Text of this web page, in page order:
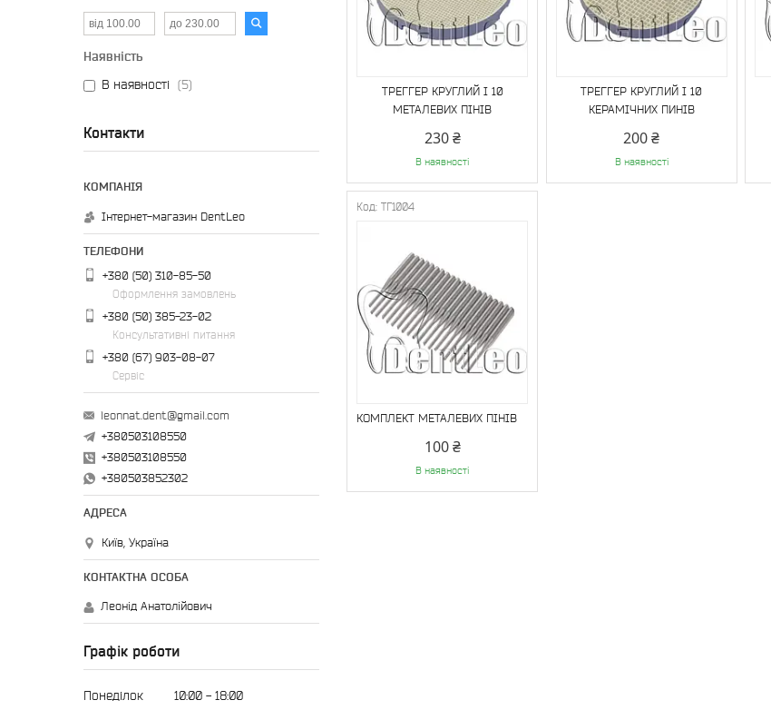
ТРЕГГЕР КРУГЛИЙ І 10
МЕТАЛЕВИХ ПІНІВ
230 ₴
В наявності
ТРЕГГЕР КРУГЛИЙ І 10
КЕРАМІЧНИХ ПИНІВ
200 ₴
В наявності
ТГ1004
КОМПЛЕКТ МЕТАЛЕВИХ ПІНІВ
100 ₴
В наявності
Наявність
В наявності
5
Контакти
Інтернет-магазин DentLeo
+380 (50) 310-85-50
Оформлення замовлень
+380 (50) 385-23-02
Консультативні питання
+380 (67) 903-08-07
Сервіс
leonnat.dent@gmail.com
+380503108550
+380503108550
+380503852302
Київ, Україна
Леонід Анатолійович
Графік роботи
Понеділок 10:00 18:00